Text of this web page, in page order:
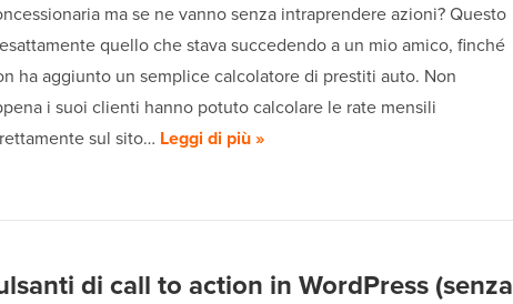
ma se ne vanno senza intraprendere azioni? Questo
quello che stava succedendo a un mio amico, finché
ha aggiunto un semplice calcolatore di prestiti auto. Non
i suoi clienti hanno potuto calcolare le rate mensili
sul sito… Leggi di più »
di call to action in WordPress (senza